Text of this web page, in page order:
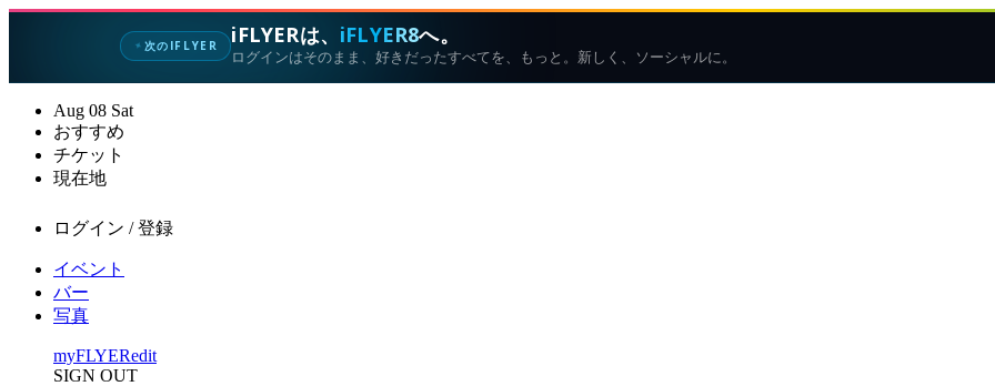
✦次のIFLYER iFLYERは、 iFLYER8へ。
ログインはそのまま、好きだったすべてを、もっと。新しく、ソーシャルに。
Aug 08 Sat
おすすめ
チケット
現在地
ログイン / 登録
イベント
バー
写真
myFLYERedit
SIGN OUT